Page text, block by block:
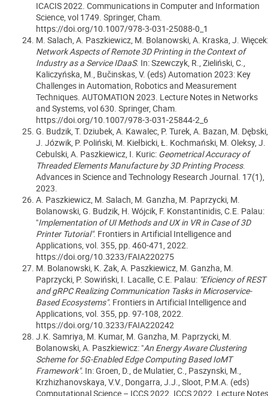
ICACIS 2022. Communications in Computer and Information
Science, vol 1749. Springer, Cham.
https://doi.org/10.1007/978-3-031-25088-0_1
M. Salach, A. Paszkiewicz, M. Bolanowski, A. Kraska, J. Więcek:
Network Aspects of Remote 3D Printing in the Context of
Industry as a Service IDaaS. In: Szewczyk, R., Zieliński, C.,
Kaliczyńska, M., Bučinskas, V. (eds) Automation 2023: Key
Challenges in Automation, Robotics and Measurement
Techniques. AUTOMATION 2023. Lecture Notes in Networks
and Systems, vol 630. Springer, Cham.
https://doi.org/10.1007/978-3-031-25844-2_6
G. Budzik, T. Dziubek, A. Kawalec, P. Turek, A. Bazan, M. Dębski,
J. Józwik, P. Poliński, M. Kiełbicki, Ł. Kochmański, M. Oleksy, J.
Cebulski, A. Paszkiewicz, I. Kuric: Geometrical Accuracy of
Threaded Elements Manufacture by 3D Printing Process.
Advances in Science and Technology Research Journal. 17(1),
2023.
A. Paszkiewicz, M. Salach, M. Ganzha, M. Paprzycki, M.
Bolanowski, G. Budzik, H. Wójcik, F. Konstantinidis, C.E. Palau:
"Implementation of UI Methods and UX in VR in Case of 3D
Printer Tutorial". Frontiers in Artificial Intelligence and
Applications, vol. 355, pp. 460-471, 2022.
https://doi.org/10.3233/FAIA220275
M. Bolanowski, K. Żak, A. Paszkiewicz, M. Ganzha, M.
Paprzycki, P. Sowiński, I. Lacalle, C.E. Palau: "Eficiency of REST
and gRPC Realizing Communication Tasks in Microservice-
Based Ecosystems". Frontiers in Artificial Intelligence and
Applications, vol. 355, pp. 97-108, 2022.
https://doi.org/10.3233/FAIA220242
J.K. Samriya, M. Kumar, M. Ganzha, M. Paprzycki, M.
Bolanowski, A. Paszkiewicz: "An Energy Aware Clustering
Scheme for 5G-Enabled Edge Computing Based IoMT
Framework". In: Groen, D., de Mulatier, C., Paszynski, M.,
Krzhizhanovskaya, V.V., Dongarra, J.J., Sloot, P.M.A. (eds)
Computational Science – ICCS 2022. ICCS 2022. Lecture Notes